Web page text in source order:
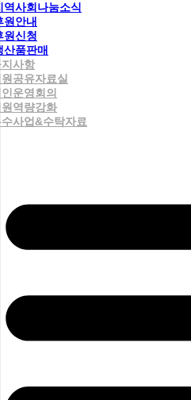
역사회나눔소식
원안내
원신청
산품판매
사항
공유자료실
운영회의
역량강화
사업&수탁자료